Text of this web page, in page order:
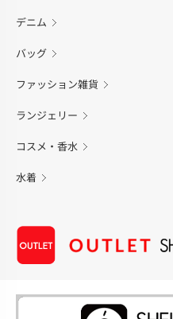
デニム
バッグ
ファッション雑貨
ランジェリー
コスメ・香水
水着